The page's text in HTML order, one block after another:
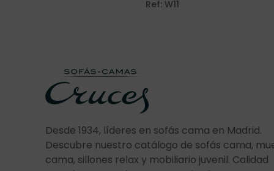
Ref: W11
Desde 1934, líderes en sofás cama en Madrid.
Descubre nuestro catálogo de sofás cama,
cama, sillones relax y mobiliario juvenil. Calidad